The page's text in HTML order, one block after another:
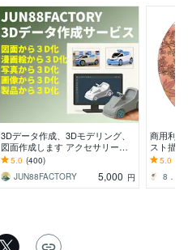
3Dデータ作成、3Dモデリング、
図面作成します アクセサリー、3
Dプリント、3Dデータ、モデリン
グします！！
5.0 (400)
JUN88FACTORY
5,000 円
商用利
スト描
オリジ
5.0
8．